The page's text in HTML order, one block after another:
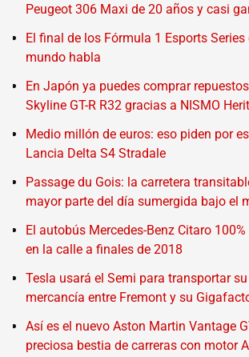
Peugeot 306 Maxi de 20 años y casi
El final de los Fórmula 1 Esports
mundo habla
En Japón ya puedes comprar
Skyline GT-R R32 gracias a NISMO
Medio millón de euros: eso piden por
Lancia Delta S4 Stradale
Passage du Gois: la carretera
mayor parte del día sumergida bajo el
El autobús Mercedes-Benz Citaro
en la calle a finales de 2018
Tesla usará el Semi para transportar
mercancía entre Fremont y su
Así es el nuevo Aston Martin Vantage
preciosa bestia de carreras con motor